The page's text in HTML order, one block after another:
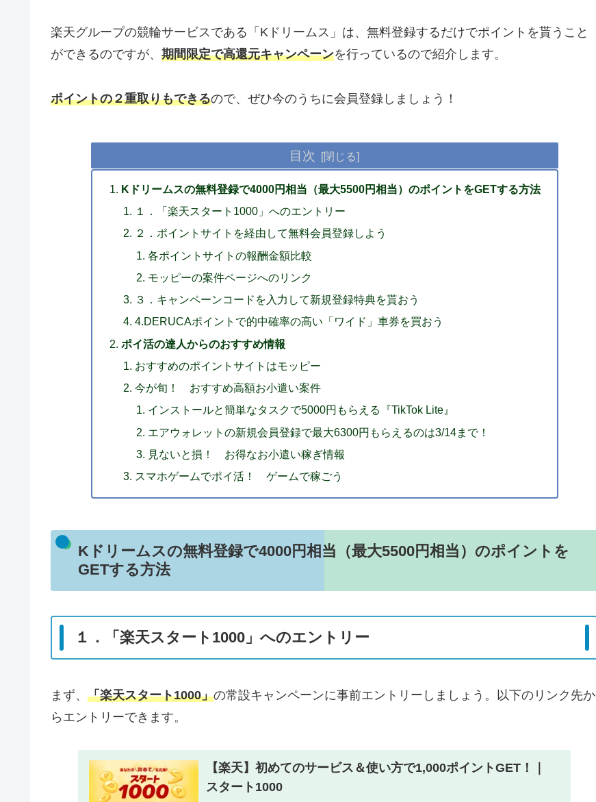
楽天グループの競輪サービスである「Kドリームス」は、無料登録するだけでポイントを貰うこと
ができるのですが、 期間限定で高還元キャンペーンを行っているので紹介します。
ポイントの２重取りもできるので、ぜひ今のうちに会員登録しましょう！
目次
Kドリームスの無料登録で4000円相当（最大5500円相当）のポイントをGETする方法
１．「楽天スタート1000」へのエントリー
２．ポイントサイトを経由して無料会員登録しよう
各ポイントサイトの報酬金額比較
モッピーの案件ページへのリンク
３．キャンペーンコードを入力して新規登録特典を貰おう
4.DERUCAポイントで的中確率の高い「ワイド」車券を買おう
ポイ活の達人からのおすすめ情報
おすすめのポイントサイトはモッピー
今が旬！ おすすめ高額お小遣い案件
インストールと簡単なタスクで5000円もらえる『TikTok Lite』
エアウォレットの新規会員登録で最大6300円もらえるのは3/14まで！
見ないと損！ お得なお小遣い稼ぎ情報
スマホゲームでポイ活！ ゲームで稼ごう
Kドリームスの無料登録で4000円相当（最大5500円相当）のポイントを
GETする方法
１．「楽天スタート1000」へのエントリー
まず、 「楽天スタート1000」の常設キャンペーンに事前エントリーしましょう。以下のリンク先か
らエントリーできます。
【楽天】初めてのサービス＆使い方で1,000ポイントGET！｜
スタート1000